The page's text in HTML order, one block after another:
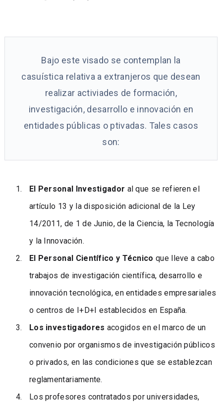
Bajo este visado se contemplan la
casuística relativa a extranjeros que desean
realizar activiades de formación,
investigación, desarrollo e innovación en
entidades públicas o ptivadas. Tales casos
son:
El Personal Investigador al que se refieren el
artículo 13 y la disposición adicional de la Ley
14/2011, de 1 de Junio, de la Ciencia, la Tecnología
y la Innovación.
El Personal Científico y Técnico que lleve a cabo
trabajos de investigación científica, desarrollo e
innovación tecnológica, en entidades empresariales
o centros de I+D+I establecidos en España.
Los investigadores acogidos en el marco de un
convenio por organismos de investigación públicos
o privados, en las condiciones que se establezcan
reglamentariamente.
Los profesores contratados por universidades,